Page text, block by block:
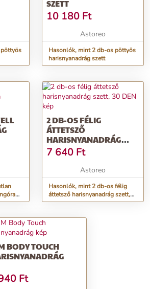
SZETT
10 180 Ft
Astoreo
Hasonlók, mint 2 db-os pöttyös
harisnyanadrág szett
2 DB-OS FÉLIG
ÁTTETSZŐ
HARISNYANADRÁG
SZETT, 30 DEN
7 640 Ft
Astoreo
Hasonlók, mint 2 db-os félig
áttetsző harisnyanadrág szett,
30 DEN
BODY TOUCH
Ft